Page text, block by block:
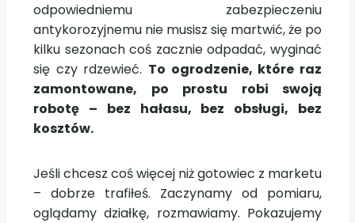
odpowiedniemu zabezpieczeniu
antykorozyjnemu nie musisz się martwić, że po
kilku sezonach coś zacznie odpadać, wyginać
się czy rdzewieć. To ogrodzenie, które raz
zamontowane, po prostu robi swoją
robotę – bez hałasu, bez obsługi, bez
kosztów.
Jeśli chcesz coś więcej niż gotowiec z marketu
– dobrze trafiłeś. Zaczynamy od pomiaru,
oglądamy działkę, rozmawiamy. Pokazujemy